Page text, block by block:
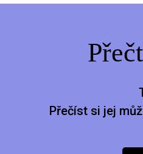
Přečíst si jej